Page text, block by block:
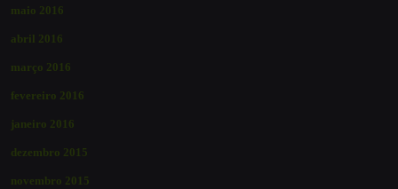
maio 2016
abril 2016
março 2016
fevereiro 2016
janeiro 2016
dezembro 2015
novembro 2015